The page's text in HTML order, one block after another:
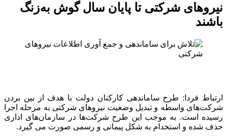
نیروهای شرکتی تا پایان سال گوش به‌زنگ
باشند
ارتباط فردا:‌ طرح ساماندهی کارکنان دولت با هدف از بین بردن
شرکت‌های واسطه و تبدیل وضعیت نیروهای شرکتی به مرحله اجرا
رسیده است. به موجب این طرح شرکت‌ها در سازمان‌های اداری
حذف شده و استخدام به شکل پیمانی و رسمی صورت می گیرد.